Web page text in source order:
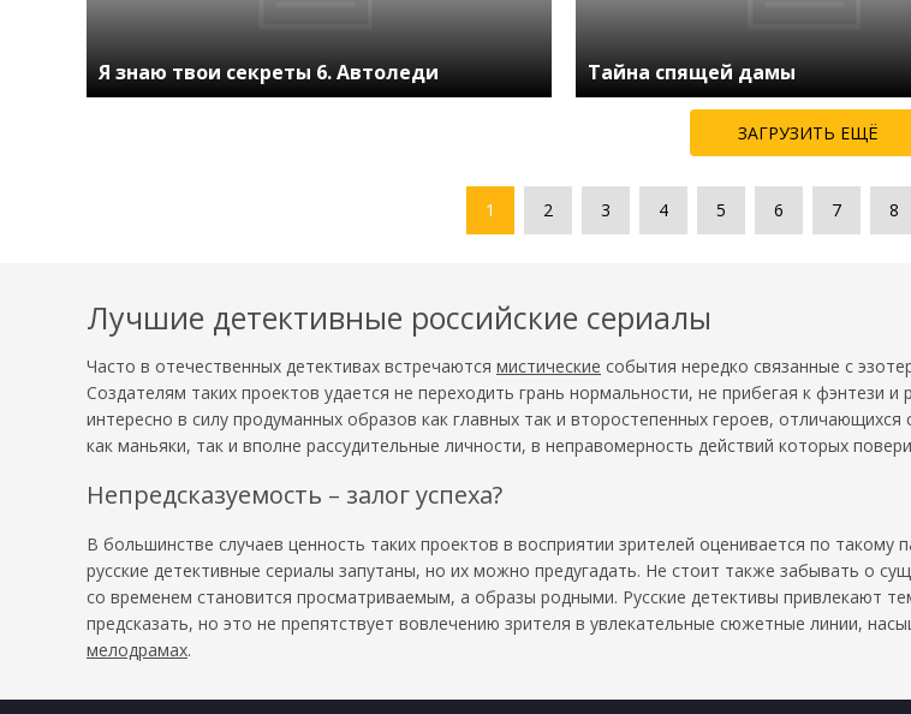
Я знаю твои секреты 6. Автоледи Тайна спящей дамы
ЗАГРУЗИТЬ ЕЩЁ
1 2 3 4 5 6 7 8
Лучшие детективные российские сериалы
Часто в отечественных детективах встречаются мистические события нередко связанные с
Создателям таких проектов удается не переходить грань нормальности, не прибегая к фэнтези
интересно в силу продуманных образов как главных так и второстепенных героев, отличающихся
как маньяки, так и вполне рассудительные личности, в неправомерность действий которых
Непредсказуемость – залог успеха?
В большинстве случаев ценность таких проектов в восприятии зрителей оценивается по такому
русские детективные сериалы запутаны, но их можно предугадать. Не стоит также забывать о
со временем становится просматриваемым, а образы родными. Русские детективы привлекают
предсказать, но это не препятствует вовлечению зрителя в увлекательные сюжетные линии,
мелодрамах.